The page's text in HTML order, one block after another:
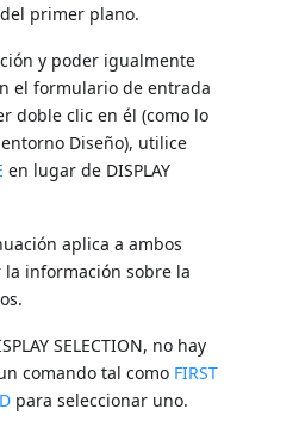
primer plano.
y poder igualmente
el formulario de entrada
doble clic en él (como lo
Diseño), utilice
en lugar de DISPLAY
aplica a ambos
la información sobre la
SELECTION, no hay
comando tal como FIRST
para seleccionar uno.